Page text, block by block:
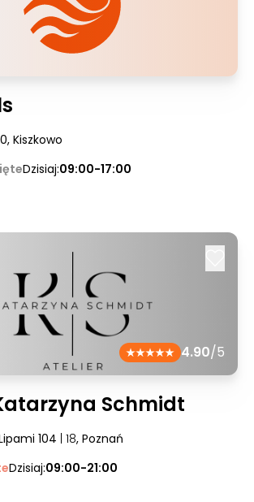
, Kiszkowo
Dzisiaj:09:00-17:00
4.90/5
Schmidt
104 | 18, Poznań
Dzisiaj:09:00-21:00